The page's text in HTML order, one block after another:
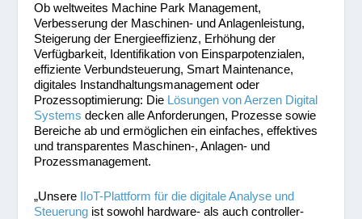
Ob weltweites Machine Park Management,
Verbesserung der Maschinen- und Anlagenleistung,
Steigerung der Energieeffizienz, Erhöhung der
Verfügbarkeit, Identifikation von Einsparpotenzialen,
effiziente Verbundsteuerung, Smart Maintenance,
digitales Instandhaltungsmanagement oder
Prozessoptimierung: Die Lösungen von Aerzen Digital
Systems decken alle Anforderungen, Prozesse sowie
Bereiche ab und ermöglichen ein einfaches, effektives
und transparentes Maschinen-, Anlagen- und
Prozessmanagement.
„Unsere IIoT-Plattform für die digitale Analyse und
Steuerung ist sowohl hardware- als auch controller-